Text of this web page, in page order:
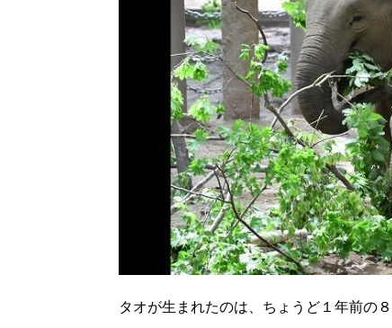
パートナーメディア Sitakkeパートナ
運営会社 広告掲載 情報提供・お問い合わせ
プライバシーポリシー
閉じる
タオが生まれたのは、ちょうど１年前の